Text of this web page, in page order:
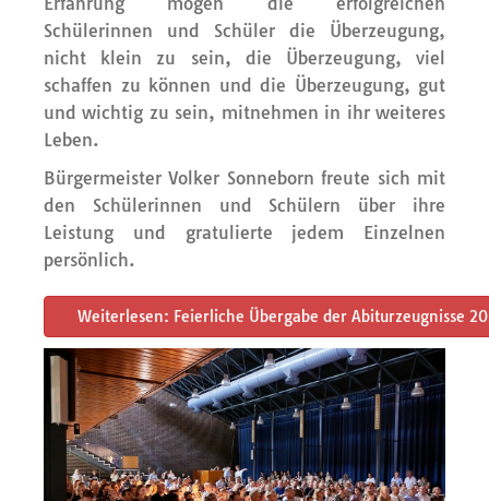
Schülerinnen und Schüler die Überzeugung,
nicht klein zu sein, die Überzeugung, viel
schaffen zu können und die Überzeugung, gut
und wichtig zu sein, mitnehmen in ihr weiteres
Leben.
Bürgermeister Volker Sonneborn freute sich mit
den Schülerinnen und Schülern über ihre
Leistung und gratulierte jedem Einzelnen
persönlich.
Weiterlesen: Feierliche Übergabe der Abiturzeugnisse